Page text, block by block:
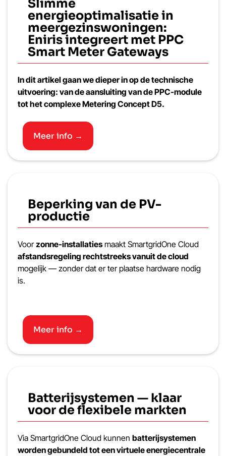
Slimme
energieoptimalisatie in
meergezinswoningen:
Eniris integreert met PPC
Smart Meter Gateways
In dit artikel gaan we dieper in op de technische
uitvoering: van de aansluiting van de PPC-module
tot het complexe Metering Concept D5.
Meer info →
Beperking van de PV-
productie
Voorzonne-installatiesmaakt SmartgridOne Cloud
afstandsregeling rechtstreeks vanuit de cloud
mogelijk — zonder dat er ter plaatse hardware nodig
is.
Meer info →
Batterijsystemen — klaar
voor de flexibele markten
Via SmartgridOne Cloud kunnen batterijsystemen
worden gebundeld tot een virtuele energiecentrale